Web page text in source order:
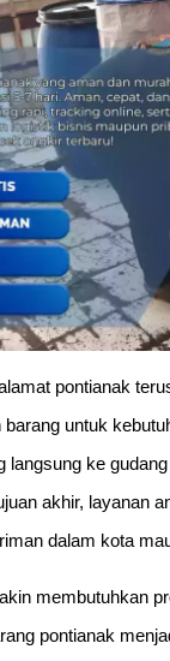
pontianak
untuk
langsung ke
akhir, layanan
dalam kota
membutuhkan
pontianak